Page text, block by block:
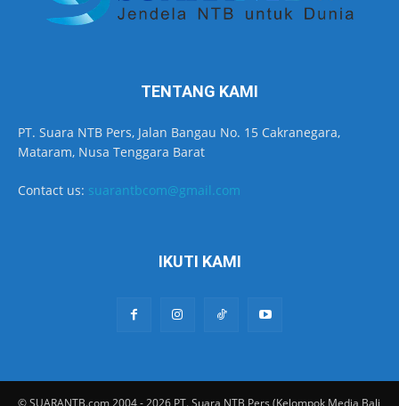
TENTANG KAMI
PT. Suara NTB Pers, Jalan Bangau No. 15 Cakranegara,
Mataram, Nusa Tenggara Barat
Contact us: suarantbcom@gmail.com
IKUTI KAMI